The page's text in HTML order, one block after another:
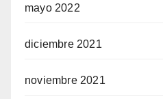
mayo 2022
diciembre 2021
noviembre 2021